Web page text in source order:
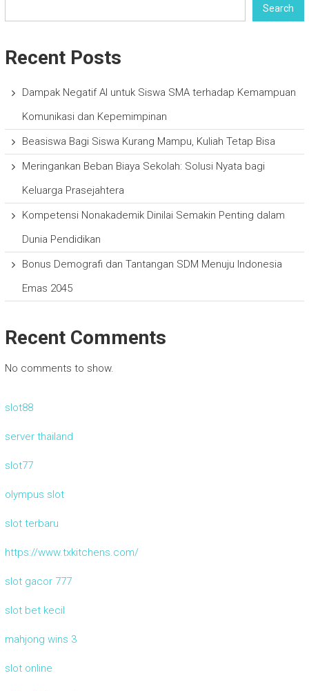
Search
Recent Posts
Dampak Negatif AI untuk Siswa SMA terhadap Kemampuan
Komunikasi dan Kepemimpinan
Beasiswa Bagi Siswa Kurang Mampu, Kuliah Tetap Bisa
Meringankan Beban Biaya Sekolah: Solusi Nyata bagi
Keluarga Prasejahtera
Kompetensi Nonakademik Dinilai Semakin Penting dalam
Dunia Pendidikan
Bonus Demografi dan Tantangan SDM Menuju Indonesia
Emas 2045
Recent Comments
No comments to show.
slot88
server thailand
slot77
olympus slot
slot terbaru
https://www.txkitchens.com/
slot gacor 777
slot bet kecil
mahjong wins 3
slot online